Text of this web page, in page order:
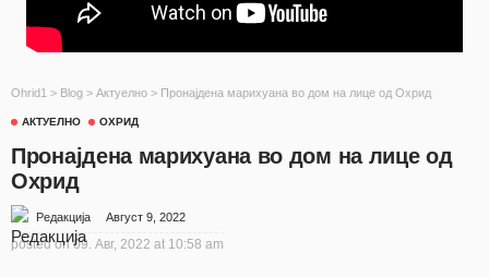
Ohrid1 > Blog > Актуелно > Пронајдена марихуана во дом на лице од Охрид
АКТУЕЛНО ОХРИД
Пронајдена марихуана во дом на лице од
Охрид
Редакција Август 9, 2022
posted on 09. Авг, 2022 at 10:58 am